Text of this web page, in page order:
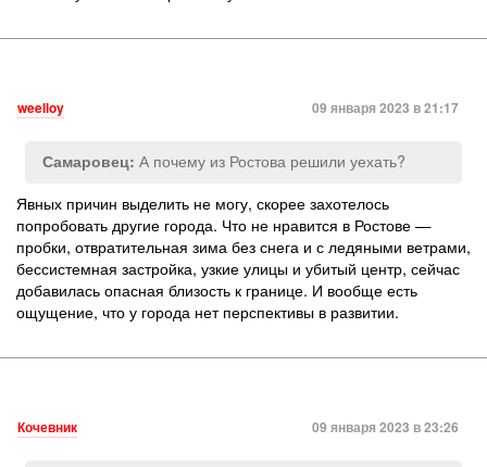
weelloy 09 января 2023 в 21:17
Самаровец: А почему из Ростова решили уехать?
Явных причин выделить не могу, скорее захотелось
попробовать другие города. Что не нравится в Ростове —
пробки, отвратительная зима без снега и с ледяными ветрами,
бессистемная застройка, узкие улицы и убитый центр, сейчас
добавилась опасная близость к границе. И вообще есть
ощущение, что у города нет перспективы в развитии.
Кочевник 09 января 2023 в 23:26